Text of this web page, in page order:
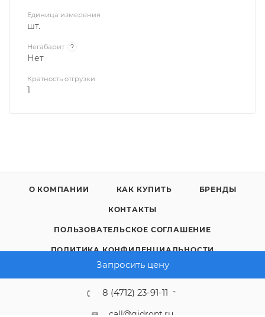
Запросить цену
Единица измерения
шт.
Негабарит ?
Нет
Кратность отгрузки
1
О КОМПАНИИ КАК КУПИТЬ БРЕНДЫ
КОНТАКТЫ
ПОЛЬЗОВАТЕЛЬСКОЕ СОГЛАШЕНИЕ
ПОЛИТИКА КОНФИДЕНЦИАЛЬНОСТИ
8 (4712) 23-91-11
call@gidropt.ru